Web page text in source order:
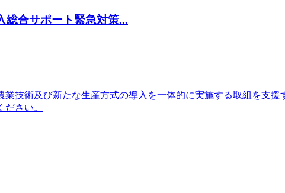
総合サポート緊急対策...
技術及び新たな生産方式の導入を一体的に実施する取組を支援
さい。